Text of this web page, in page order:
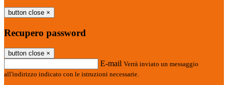
button close ×
Recupero password
button close ×
E-mail Verrà inviato un messaggio
all'indirizzo indicato con le istruzioni necessarie.